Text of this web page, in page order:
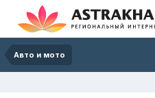
Авто и мото